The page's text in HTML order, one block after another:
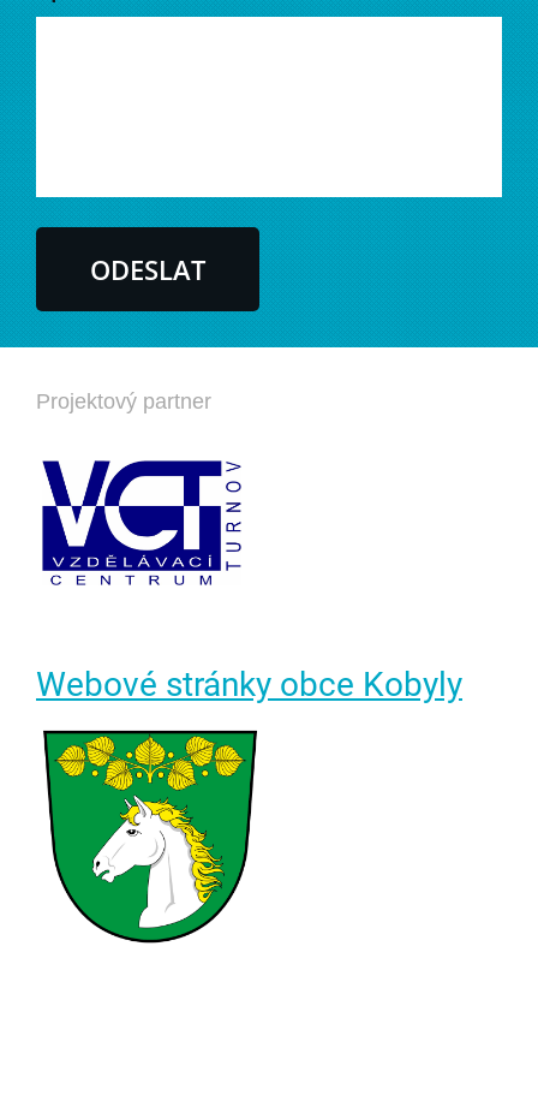
Projektový partner
Webové stránky obce Kobyly